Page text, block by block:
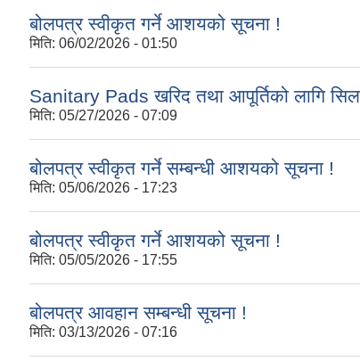
बोलपत्र स्वीकृत गर्ने आशयको सूचना !
मिति: 06/02/2026 - 01:50
Sanitary Pads खरिद तथा आपूर्तिको लागि
मिति: 05/27/2026 - 07:09
बोलपत्र स्वीकृत गर्ने सम्बन्धी आशयको सूचना !
मिति: 05/06/2026 - 17:23
बोलपत्र स्वीकृत गर्ने आशयको सूचना !
मिति: 05/05/2026 - 17:55
बोलपत्र आवहान सम्बन्धी सूचना !
मिति: 03/13/2026 - 07:16